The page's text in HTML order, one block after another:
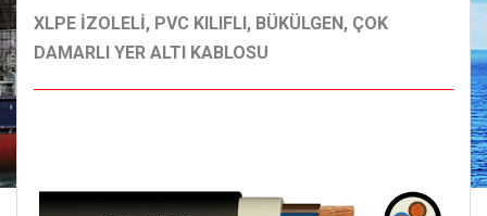
XLPE İZOLELİ, PVC KILIFLI, BÜKÜLGEN, ÇOK
DAMARLI YER ALTI KABLOSU